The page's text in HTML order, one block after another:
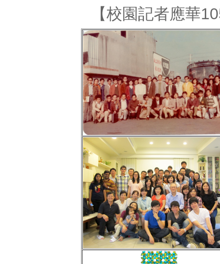
【校園記者應華